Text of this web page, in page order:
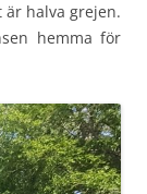
är halva grejen.
hemma för